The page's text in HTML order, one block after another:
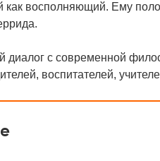
как восполняющий. Ему
диалог с современной
воспитателей,